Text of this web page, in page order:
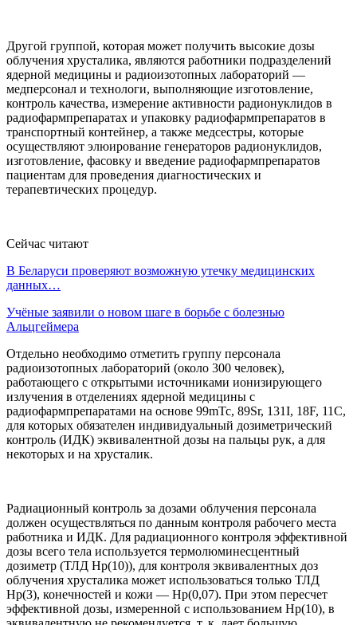
Другой группой, которая может получить высокие дозы
облучения хрусталика, являются работники подразделений
ядерной медицины и радиоизотопных лабораторий —
медперсонал и технологи, выполняющие изготовление,
контроль качества, измерение активности радионуклидов в
радиофармпрепаратах и упаковку радиофармпрепаратов в
транспортный контейнер, а также медсестры, которые
осуществляют элюирование генераторов радионуклидов,
изготовление, фасовку и введение радиофармпрепаратов
пациентам для проведения диагностических и
терапевтических процедур.
Сейчас читают
В Беларуси проверяют возможную утечку медицинских
данных…
Учёные заявили о новом шаге в борьбе с болезнью
Альцгеймера
Отдельно необходимо отметить группу персонала
радиоизотопных лабораторий (около 300 человек),
работающего с открытыми источниками ионизирующего
излучения в отделениях ядерной медицины с
радиофармпрепаратами на основе 99mTc, 89Sr, 131I, 18F, 11C,
для которых обязателен индивидуальный дозиметрический
контроль (ИДК) эквивалентной дозы на пальцы рук, а для
некоторых и на хрусталик.
Радиационный контроль за дозами облучения персонала
должен осуществляться по данным контроля рабочего места
работника и ИДК. Для радиационного контроля эффективной
дозы всего тела используется термолюминесцентный
дозиметр (ТЛД Hp(10)), для контроля эквивалентных доз
облучения хрусталика может использоваться только ТЛД
Hp(3), конечностей и кожи — Hp(0,07). При этом пересчет
эффективной дозы, измеренной с использованием Hp(10), в